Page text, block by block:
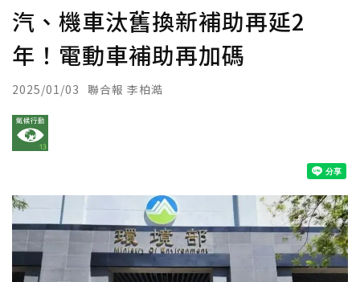
汽、機車汰舊換新補助再延2
年！電動車補助再加碼
2025/01/03 聯合報 李柏澔